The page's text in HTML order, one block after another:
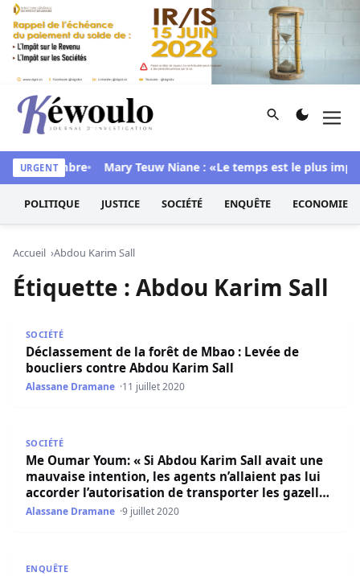
Aller au contenu
Kéwoulo, le premier site d'information et d'investigation
Rechercher
URGENT
sa chambre Mary Teuw Niane : «Le temps est le plus
POLITIQUE JUSTICE SOCIÉTÉ ENQUÊTE ECONOMIE
Accueil Abdou Karim Sall
Étiquette : Abdou Karim Sall
SOCIÉTÉ
Déclassement de la forêt de Mbao : Levée de
boucliers contre Abdou Karim Sall
Alassane Dramane 11 juillet 2020
SOCIÉTÉ
Me Oumar Youm: « Si Abdou Karim Sall avait une
mauvaise intention, les agents n’allaient pas lui
accorder l’autorisation de transporter les gazelles
»
Alassane Dramane 9 juillet 2020
ENQUÊTE